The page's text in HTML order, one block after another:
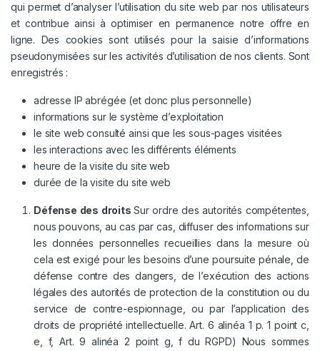
qui permet d’analyser l’utilisation du site web par nos utilisateurs
et contribue ainsi à optimiser en permanence notre offre en
ligne. Des cookies sont utilisés pour la saisie d’informations
pseudonymisées sur les activités d’utilisation de nos clients. Sont
enregistrés :
adresse IP abrégée (et donc plus personnelle)
informations sur le système d’exploitation
le site web consulté ainsi que les sous-pages visitées
les interactions avec les différents éléments
heure de la visite du site web
durée de la visite du site web
Défense des droitsSur ordre des autorités compétentes,
nous pouvons, au cas par cas, diffuser des informations sur
les données personnelles recueillies dans la mesure où
cela est exigé pour les besoins d’une poursuite pénale, de
défense contre des dangers, de l’exécution des actions
légales des autorités de protection de la constitution ou du
service de contre-espionnage, ou par l’application des
droits de propriété intellectuelle. Art. 6 alinéa 1 p. 1 point c,
e, f, Art. 9 alinéa 2 point g, f du RGPD) Nous sommes